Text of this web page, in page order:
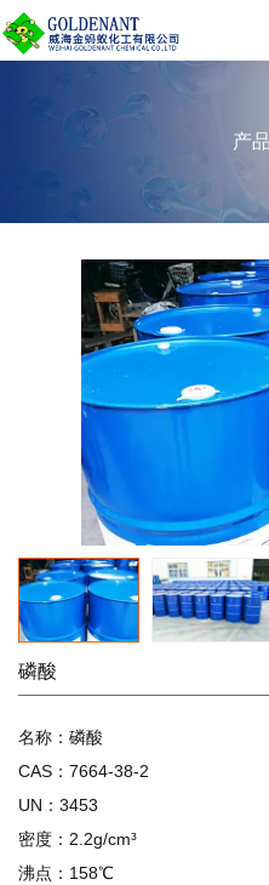
C
产
产
磷酸
名称：磷酸
CAS：7664-38-2
UN：3453
密度：2.2g/cm³
沸点：158℃